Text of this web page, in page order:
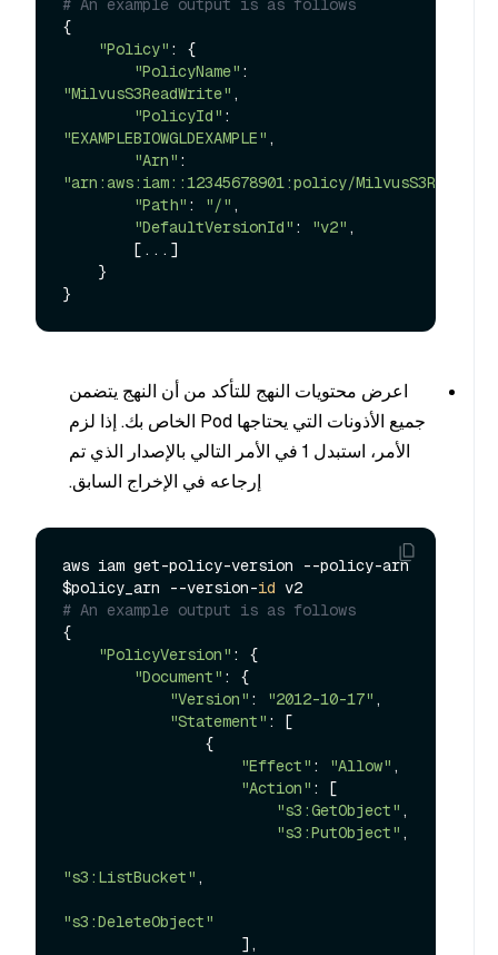
{
"Policy" : {
"PolicyName"
"MilvusS3ReadWrite" ,
"PolicyId"
"EXAMPLEBIOWGLDEXAMPLE" ,
"Arn"
"arn:aws:iam::12345678901:policy/
"Path" : "/" ,
"DefaultVersionId" : "v2" ,
اعرض محتويات النهج للتأكد من أن النهج يتضمن
جميع الأذونات التي يحتاجها Pod الخاص بك. إذا لزم
الأمر، استبدل 1 في الأمر التالي بالإصدار الذي تم
إرجاعه في الإخراج السابق.
aws iam get-policy-version --policy-arn
$policy_arn --version-id
# An example output is as follows
{
"PolicyVersion" : {
"Document" : {
"Version" : "2012-10-17" ,
"Statement" : [
"Effect" : "Allow" ,
"Action" : [
"s3:GetObject" ,
"s3:PutObject" ,
"s3:ListBucket" ,
"s3:DeleteObject"